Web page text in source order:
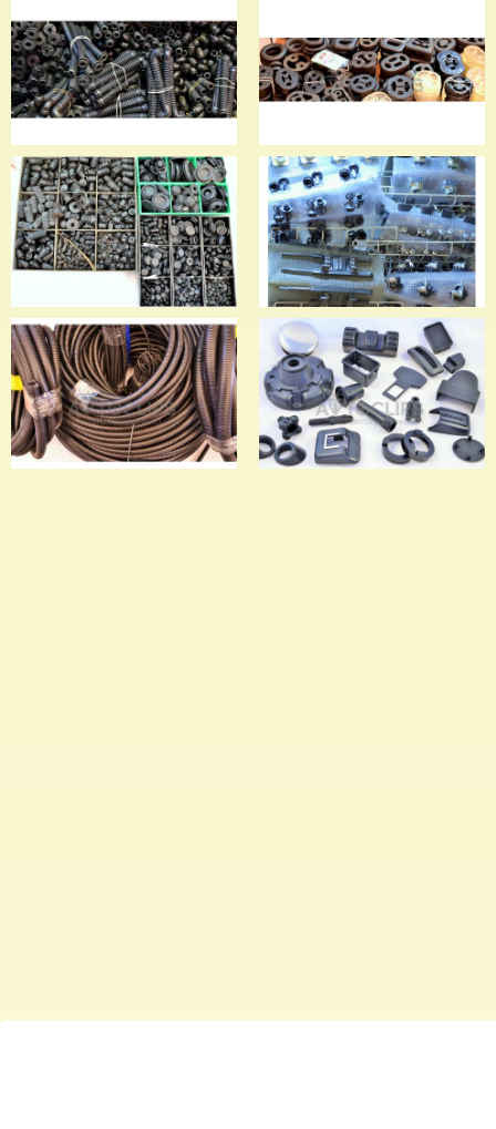
Гофры проводки двери Подушки глушителей
Отбойники, заглушки Ремкомплекты